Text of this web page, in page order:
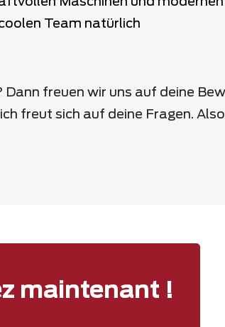
Team natürlich
freuen wir uns auf deine
freut sich auf deine Fragen.
maintenant !